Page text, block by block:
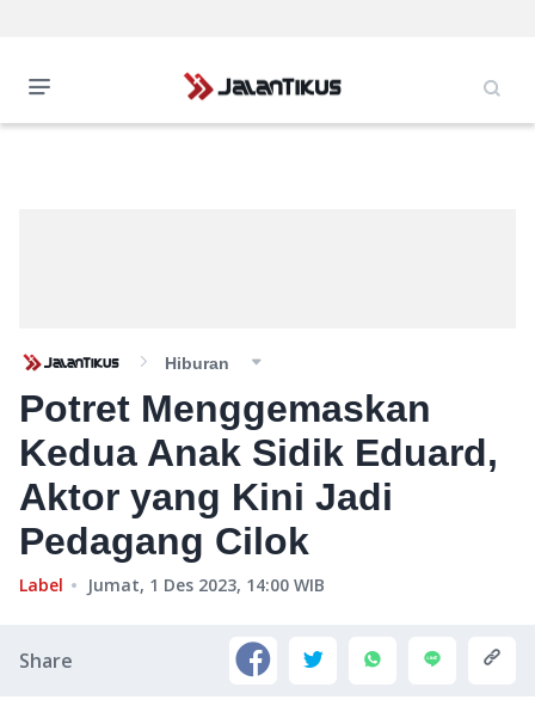
Hiburan
Potret Menggemaskan
Kedua Anak Sidik Eduard,
Aktor yang Kini Jadi
Pedagang Cilok
Label Jumat, 1 Des 2023, 14:00 WIB
Share